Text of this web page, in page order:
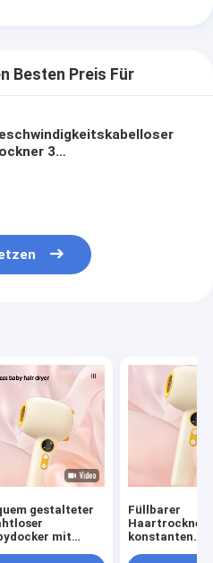
Besten Preis Für
3
gestalteter
mit
Füllbarer
Haartrockner
konstanten